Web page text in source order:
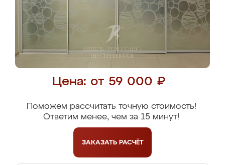
Цена: от 59 000 ₽
Поможем рассчитать точную стоимость!
Ответим менее, чем за 15 минут!
ЗАКАЗАТЬ РАСЧЁТ